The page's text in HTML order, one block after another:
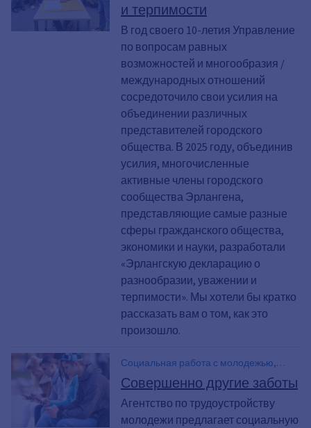
и терпимости
В год своего 10-летия Управление
по вопросам равных
возможностей и многообразия /
международных отношений
сосредоточило свои усилия на
объединении различных
представителей городского
общества. В 2025 году, объединив
усилия, многочисленные
активные члены городского
сообщества Эрлангена,
представляющие самые разные
сферы гражданского общества,
экономики и науки, разработали
«Эрлангскую декларацию о
разнообразии, уважении и
терпимости». Мы хотели бы кратко
рассказать вам о том, как это
произошло.
Социальная работа с молодежью,
Агентство по трудоустройству
молодежи, Помощь молодым людям,
Консультирование молодежи
Совершенно другие заботы
Агентство по трудоустройству
молодежи предлагает социальную